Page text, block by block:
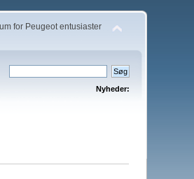
for Peugeot entusiaster
Nyheder: